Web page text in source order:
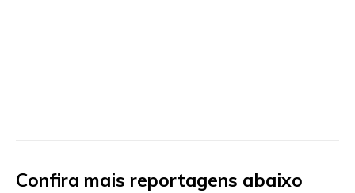
Confira mais reportagens abaixo